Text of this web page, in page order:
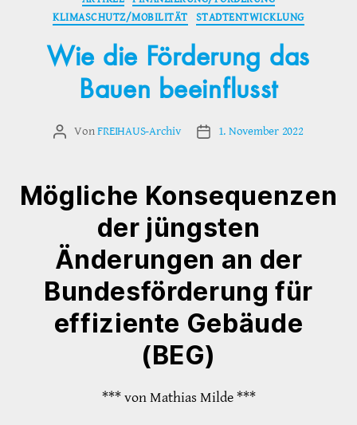
KLIMASCHUTZ/MOBILITÄT
STADTENTWICKLUNG
Wie die Förderung das
Bauen beeinflusst
Beitragsautor
VonFREIHAUS-Archiv Veröffentlichungsdatum
1. November 2022
Mögliche Konsequenzen
der jüngsten
Änderungen an der
Bundesförderung für
effiziente Gebäude
(BEG)
*** von Mathias Milde ***